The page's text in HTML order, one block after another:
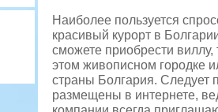
Наиболее пользуется
красивый курорт в
сможете приобрести
этом живописном городке
страны Болгария. Следует
размещены в интернете,